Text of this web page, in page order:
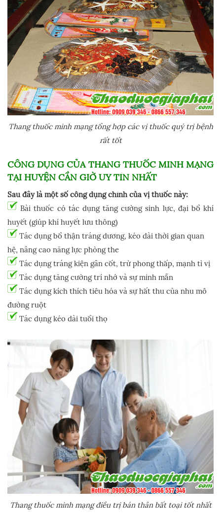
Thang thuốc minh mạng tổng hợp các vị thuốc quý trị bệnh
rất tốt
CÔNG DỤNG CỦA THANG THUỐC MINH MẠNG
TẠI HUYỆN CẦN GIỜ UY TÍN NHẤT
Sau đây là một số công dụng chính của vị thuốc này:
Bài thuốc có tác dụng tăng cường sinh lực, đại bổ khí
huyết (giúp khí huyết lưu thông)
Tác dụng bổ thận tráng dương, kéo dài thời gian quan
hệ, nâng cao năng lực phòng the
Tác dụng tráng kiện gân cốt, trừ phong thấp, mạnh tì vị
Tác dụng tăng cường trí nhớ và sự minh mẫn
Tác dụng kích thích tiêu hóa và sự hất thu của nhu mô
đường ruột
Tác dụng kéo dài tuổi thọ
Thang thuốc minh mạng điều trị bán thân bất toại tốt nhất